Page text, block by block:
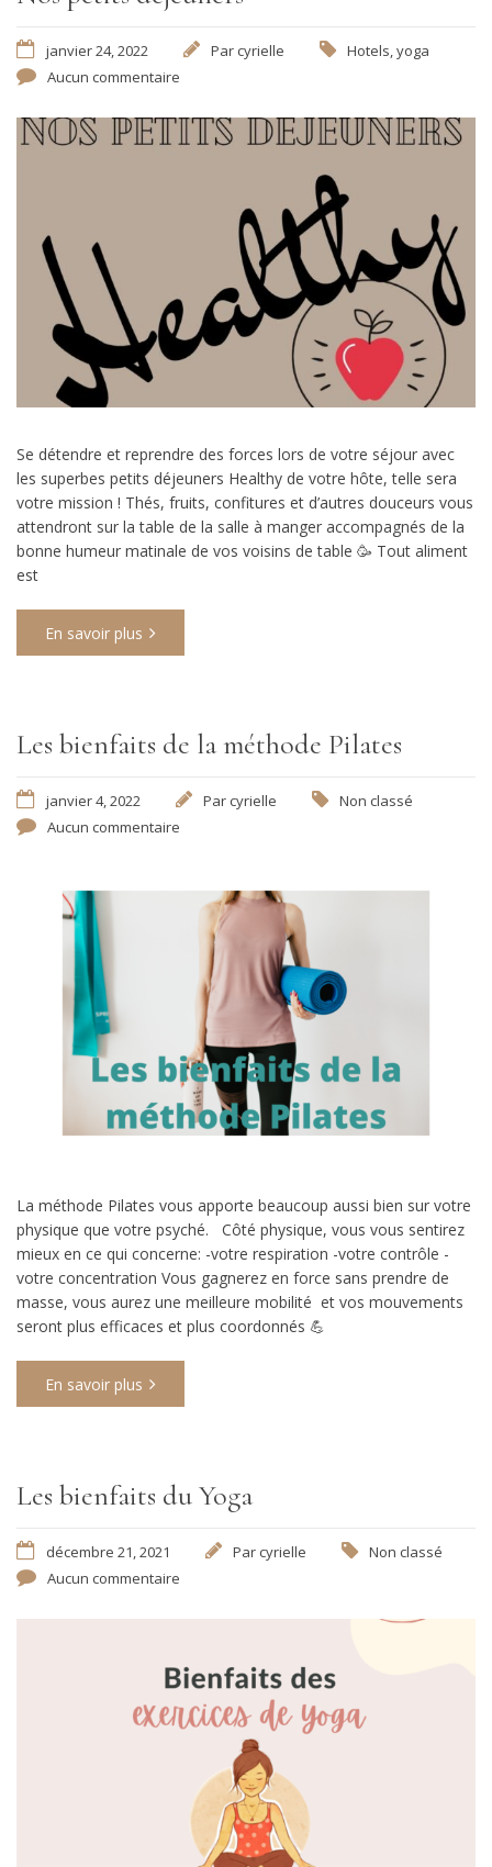
janvier 24, 2022 Par cyrielle Hotels,yoga
Aucun commentaire
Se détendre et reprendre des forces lors de votre séjour avec
les superbes petits déjeuners Healthy de votre hôte, telle sera
votre mission ! Thés, fruits, confitures et d’autres douceurs vous
attendront sur la table de la salle à manger accompagnés de la
bonne humeur matinale de vos voisins de table 🥳 Tout aliment
est
En savoir plus
Les bienfaits de la méthode Pilates
janvier 4, 2022 Par cyrielle
Non classé
Aucun commentaire
La méthode Pilates vous apporte beaucoup aussi bien sur votre
physique que votre psyché. Côté physique, vous vous sentirez
mieux en ce qui concerne: -votre respiration -votre contrôle -
votre concentration Vous gagnerez en force sans prendre de
masse, vous aurez une meilleure mobilité et vos mouvements
seront plus efficaces et plus coordonnés 💪
En savoir plus
Les bienfaits du Yoga
décembre 21, 2021 Par cyrielle
Non classé
Aucun commentaire